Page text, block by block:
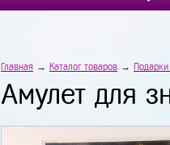
Главная → Каталог товаров →
Амулет для